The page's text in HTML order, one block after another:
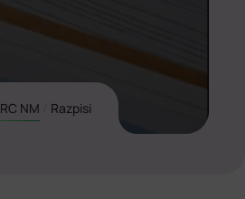
RC NM Razpisi